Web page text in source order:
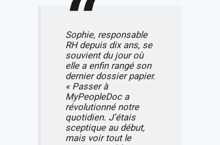
Sophie, responsable
RH depuis dix ans, se
souvient du jour où
elle a enfin rangé son
dernier dossier papier.
« Passer à
MyPeopleDoc a
révolutionné notre
quotidien. J’étais
sceptique au début,
mais voir tout le